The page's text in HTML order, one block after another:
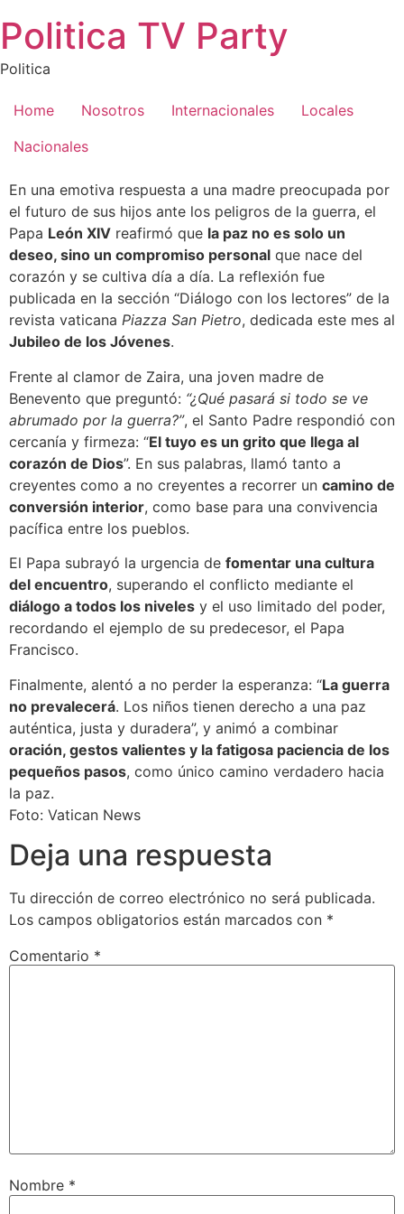
al
contenido
Politica TV Party
Politica
Home Nosotros Internacionales
Locales
Nacionales
En una emotiva respuesta a una madre preocupada por
el futuro de sus hijos ante los peligros de la guerra, el
Papa León XIV reafirmó que la paz no es solo un
deseo, sino un compromiso personal que nace del
corazón y se cultiva día a día. La reflexión fue
publicada en la sección “Diálogo con los lectores” de la
revista vaticana Piazza San Pietro, dedicada este mes al
Jubileo de los Jóvenes.
Frente al clamor de Zaira, una joven madre de
Benevento que preguntó: “¿Qué pasará si todo se ve
abrumado por la guerra?”, el Santo Padre respondió con
cercanía y firmeza: “El tuyo es un grito que llega al
corazón de Dios”. En sus palabras, llamó tanto a
creyentes como a no creyentes a recorrer un camino de
conversión interior, como base para una convivencia
pacífica entre los pueblos.
El Papa subrayó la urgencia de fomentar una cultura
del encuentro, superando el conflicto mediante el
diálogo a todos los niveles y el uso limitado del poder,
recordando el ejemplo de su predecesor, el Papa
Francisco.
Finalmente, alentó a no perder la esperanza: “La guerra
no prevalecerá. Los niños tienen derecho a una paz
auténtica, justa y duradera”, y animó a combinar
oración, gestos valientes y la fatigosa paciencia de los
pequeños pasos, como único camino verdadero hacia
la paz.
Foto: Vatican News
Deja una respuesta
Tu dirección de correo electrónico no será publicada.
Los campos obligatorios están marcados con *
Comentario *
Nombre *